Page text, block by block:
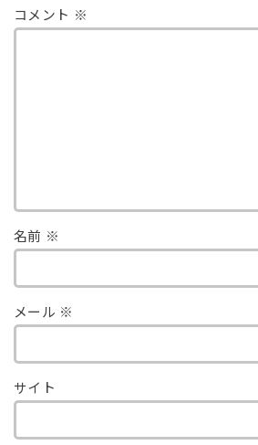
コメント ※
名前 ※
メール ※
サイト